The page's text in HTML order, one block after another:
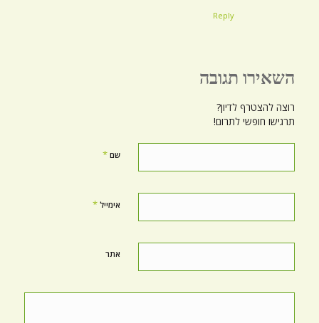
Reply
השאירו תגובה
רוצה להצטרף לדיון?
תרגישו חופשי לתרום!
שם *
אימייל *
אתר